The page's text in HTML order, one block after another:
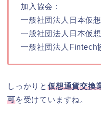
加入協会：
一般社団法人日本仮
一般社団法人日本仮
一般社団法人Fintech
しっかりと 仮想通貨交換
可を受けていますね。